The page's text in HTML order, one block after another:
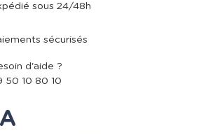
sous 24/48h
sécurisés
d'aide ?
50 10 80 10